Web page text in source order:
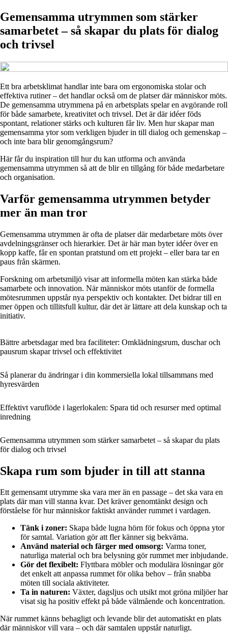
Gemensamma utrymmen som stärker
samarbetet – så skapar du plats för dialog
och trivsel
Ett bra arbetsklimat handlar inte bara om ergonomiska stolar och
effektiva rutiner – det handlar också om de platser där människor möts.
De gemensamma utrymmena på en arbetsplats spelar en avgörande roll
för både samarbete, kreativitet och trivsel. Det är där idéer föds
spontant, relationer stärks och kulturen får liv. Men hur skapar man
gemensamma ytor som verkligen bjuder in till dialog och gemenskap –
och inte bara blir genomgångsrum?
Här får du inspiration till hur du kan utforma och använda
gemensamma utrymmen så att de blir en tillgång för både medarbetare
och organisation.
Varför gemensamma utrymmen betyder
mer än man tror
Gemensamma utrymmen är ofta de platser där medarbetare möts över
avdelningsgränser och hierarkier. Det är här man byter idéer över en
kopp kaffe, får en spontan pratstund om ett projekt – eller bara tar en
paus från skärmen.
Forskning om arbetsmiljö visar att informella möten kan stärka både
samarbete och innovation. När människor möts utanför de formella
mötesrummen uppstår nya perspektiv och kontakter. Det bidrar till en
mer öppen och tillitsfull kultur, där det är lättare att dela kunskap och ta
initiativ.
Bättre arbetsdagar med bra faciliteter: Omklädningsrum, duschar och
pausrum skapar trivsel och effektivitet
Så planerar du ändringar i din kommersiella lokal tillsammans med
hyresvärden
Effektivt varuflöde i lagerlokalen: Spara tid och resurser med optimal
inredning
Gemensamma utrymmen som stärker samarbetet – så skapar du plats
för dialog och trivsel
Skapa rum som bjuder in till att stanna
Ett gemensamt utrymme ska vara mer än en passage – det ska vara en
plats där man vill stanna kvar. Det kräver genomtänkt design och
förståelse för hur människor faktiskt använder rummet i vardagen.
Tänk i zoner: Skapa både lugna hörn för fokus och öppna ytor
för samtal. Variation gör att fler känner sig bekväma.
Använd material och färger med omsorg: Varma toner,
naturliga material och bra belysning gör rummet mer inbjudande.
Gör det flexibelt: Flyttbara möbler och modulära lösningar gör
det enkelt att anpassa rummet för olika behov – från snabba
möten till sociala aktiviteter.
Ta in naturen: Växter, dagsljus och utsikt mot gröna miljöer har
visat sig ha positiv effekt på både välmående och koncentration.
När rummet känns behagligt och levande blir det automatiskt en plats
där människor vill vara – och där samtalen uppstår naturligt.